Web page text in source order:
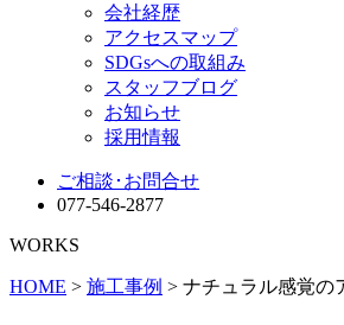
会社経歴
アクセスマップ
SDGsへの取組み
スタッフブログ
お知らせ
採用情報
ご相談･お問合せ
077-546-2877
WORKS
HOME > 施工事例 > ナチュラル感覚